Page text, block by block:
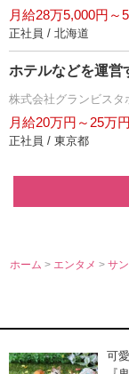
月給28万5,000円～
正社員 / 北海道
ホテルなどを運営
株式会社グランビスタ
月給20万円～25万円
正社員 / 東京都
ホーム > エンタメ>サ
可